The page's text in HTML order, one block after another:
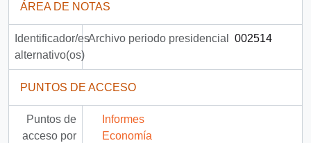
ÁREA DE NOTAS
Identificador/es
alternativo(os)
Archivo periodo presidencial 002514
PUNTOS DE ACCESO
Puntos de
acceso por
Informes
Economía